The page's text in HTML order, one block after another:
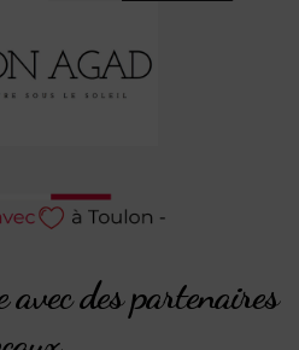
des partenaires